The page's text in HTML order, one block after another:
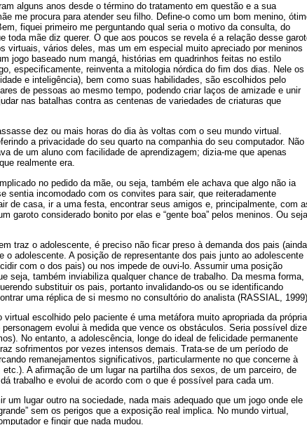
alguns anos desde o término do tratamento em questão e a sua
me procura para atender seu filho. Define-o como um bom menino,
fiquei primeiro me perguntando qual seria o motivo da consulta, do
toda mãe diz querer. O que aos poucos se revela é a relação desse
virtuais, vários deles, mas um em especial muito apreciado por meninos
jogo baseado num mangá, histórias em quadrinhos feitas no estilo
especificamente, reinventa a mitologia nórdica do fim dos dias. Nele os
e inteligência), bem como suas habilidades, são escolhidos pelo
de pessoas ao mesmo tempo, podendo criar laços de amizade e unir
nas batalhas contra as centenas de variedades de criaturas que
dez ou mais horas do dia às voltas com o seu mundo virtual.
a privacidade do seu quarto na companhia do seu computador. Não
de um aluno com facilidade de aprendizagem; dizia-me que apenas
realmente era.
no pedido da mãe, ou seja, também ele achava que algo não ia
sentia incomodado com os convites para sair, que reiteradamente
de casa, ir a uma festa, encontrar seus amigos e, principalmente, com
garoto considerado bonito por elas e “gente boa” pelos meninos. Ou seja,
traz o adolescente, é preciso não ficar preso à demanda dos pais (ainda
adolescente. A posição de representante dos pais junto ao adolescente
com o dos pais) ou nos impede de ouvi-lo. Assumir uma posição
seja, também inviabiliza qualquer chance de trabalho. Da mesma forma,
substituir os pais, portanto invalidando-os ou se identificando
uma réplica de si mesmo no consultório do analista (RASSIAL, 1999).
escolhido pelo paciente é uma metáfora muito apropriada da própria
evolui à medida que vence os obstáculos. Seria possível
No entanto, a adolescência, longe do ideal de felicidade permanente
sofrimentos por vezes intensos demais. Trata-se de um período de
remanejamentos significativos, particularmente no que concerne à
A afirmação de um lugar na partilha dos sexos, de um parceiro, de
trabalho e evolui de acordo com o que é possível para cada um.
um lugar outro na sociedade, nada mais adequado que um jogo onde ele
sem os perigos que a exposição real implica. No mundo virtual,
e fingir que nada mudou.